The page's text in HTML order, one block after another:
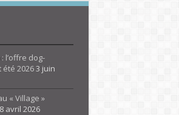
l’offre dog-
été 20263 juin
« Village »
avril 2026